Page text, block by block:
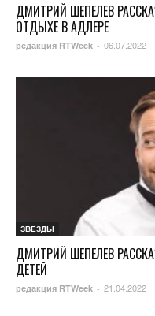
ДМИТРИЙ ШЕПЕЛЕВ
ОТДЫХЕ В АДЛЕРЕ
редакция RTWeek - 06.07.2022
ЗВЁЗДЫ
ДМИТРИЙ ШЕПЕЛЕВ
ДЕТЕЙ
редакция RTWeek - 21.04.2022